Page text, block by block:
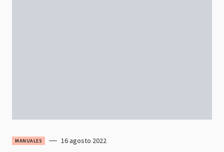
MANUALES 16 agosto 2022